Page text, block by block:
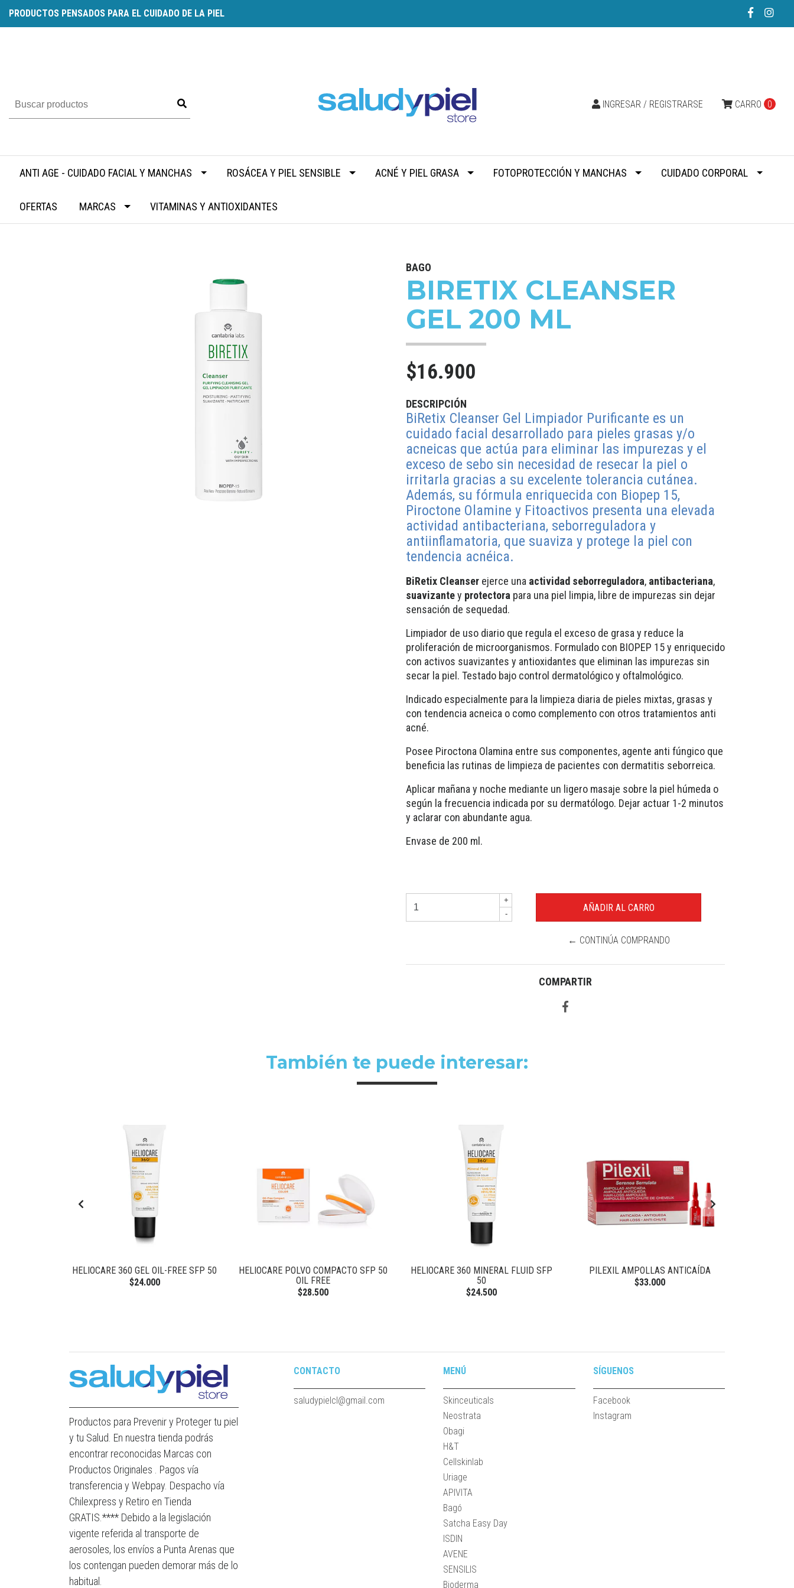
PRODUCTOS PENSADOS PARA EL CUIDADO DE LA PIEL
CARRO 0
INGRESAR / REGISTRARSE
ANTI AGE - CUIDADO FACIAL Y MANCHAS ROSÁCEA Y PIEL SENSIBLE ACNÉ Y PIEL GRASA FOTOPROTECCIÓN Y MANCHAS CUIDADO CORPORAL
OFERTAS MARCAS VITAMINAS Y ANTIOXIDANTES
BAGO
BIRETIX CLEANSER
GEL 200 ML
$16.900
DESCRIPCIÓN
BiRetix Cleanser Gel Limpiador Purificante es un
cuidado facial desarrollado para pieles grasas y/o
acneicas que actúa para eliminar las impurezas y el
exceso de sebo sin necesidad de resecar la piel o
irritarla gracias a su excelente tolerancia cutánea.
Además, su fórmula enriquecida con Biopep 15,
Piroctone Olamine y Fitoactivos presenta una elevada
actividad antibacteriana, seborreguladora y
antiinflamatoria, que suaviza y protege la piel con
tendencia acnéica.
BiRetix Cleanser ejerce una actividad seborreguladora, antibacteriana,
suavizantey protectora para una piel limpia, libre de impurezas sin dejar
sensación de sequedad.
Limpiador de uso diario que regula el exceso de grasa y reduce la
proliferación de microorganismos. Formulado con BIOPEP 15 y enriquecido
con activos suavizantes y antioxidantes que eliminan las impurezas sin
secar la piel. Testado bajo control dermatológico y oftalmológico.
Indicado especialmente para la limpieza diaria de pieles mixtas, grasas y
con tendencia acneica o como complemento con otros tratamientos anti
acné.
Posee Piroctona Olamina entre sus componentes, agente anti fúngico que
beneficia las rutinas de limpieza de pacientes con dermatitis seborreica.
Aplicar mañana y noche mediante un ligero masaje sobre la piel húmeda o
según la frecuencia indicada por su dermatólogo. Dejar actuar 1-2 minutos
y aclarar con abundante agua.
Envase de 200 ml.
+
-
← CONTINÚA COMPRANDO
COMPARTIR
También te puede interesar:
HELIOCARE 360 GEL OIL-FREE SFP 50
$24.000
HELIOCARE POLVO COMPACTO SFP 50
OIL FREE
$28.500
HELIOCARE 360 MINERAL FLUID SFP
50
$24.500
PILEXIL AMPOLLAS ANTICAÍDA
$33.000
Productos para Prevenir y Proteger tu piel
y tu Salud. En nuestra tienda podrás
encontrar reconocidas Marcas con
Productos Originales . Pagos vía
transferencia y Webpay. Despacho vía
Chilexpress y Retiro en Tienda
GRATIS.**** Debido a la legislación
vigente referida al transporte de
aerosoles, los envíos a Punta Arenas que
los contengan pueden demorar más de lo
habitual.
CONTACTO
saludypielcl@gmail.com
MENÚ
Skinceuticals
Neostrata
Obagi
H&T
Cellskinlab
Uriage
APIVITA
Bagó
Satcha Easy Day
ISDIN
AVENE
SENSILIS
Bioderma
SÍGUENOS
Facebook
Instagram